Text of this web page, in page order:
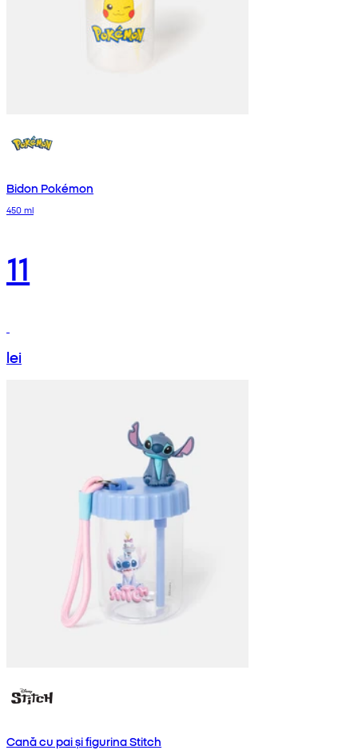
Bidon Pokémon
450 ml
11
lei
Cană cu pai și figurina Stitch